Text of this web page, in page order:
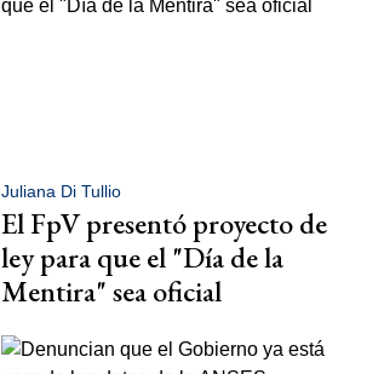
Juliana Di Tullio
El FpV presentó proyecto de
ley para que el "Día de la
Mentira" sea oficial